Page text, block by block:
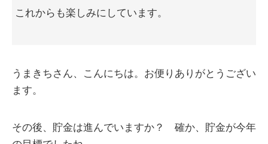
これからも楽しみにしています。
うまきちさん、こんにちは。お便りありがとうござい
ます。
その後、貯金は進んでいますか？ 確か、貯金が今年